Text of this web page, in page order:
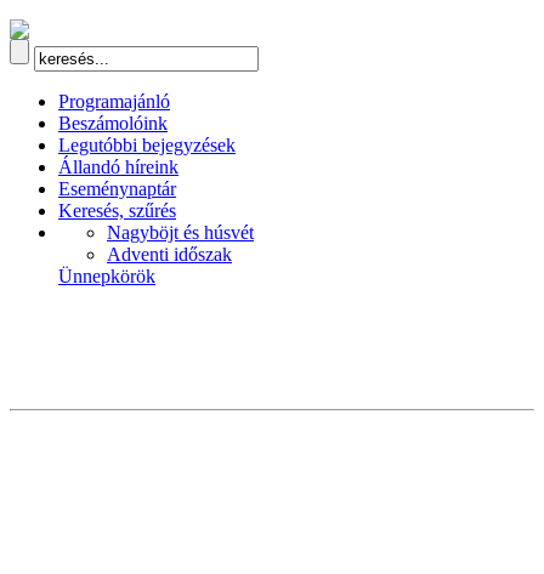
Programajánló
Beszámolóink
Legutóbbi bejegyzések
Állandó híreink
Eseménynaptár
Keresés, szűrés
Nagyböjt és húsvét
Adventi időszak
Ünnepkörök